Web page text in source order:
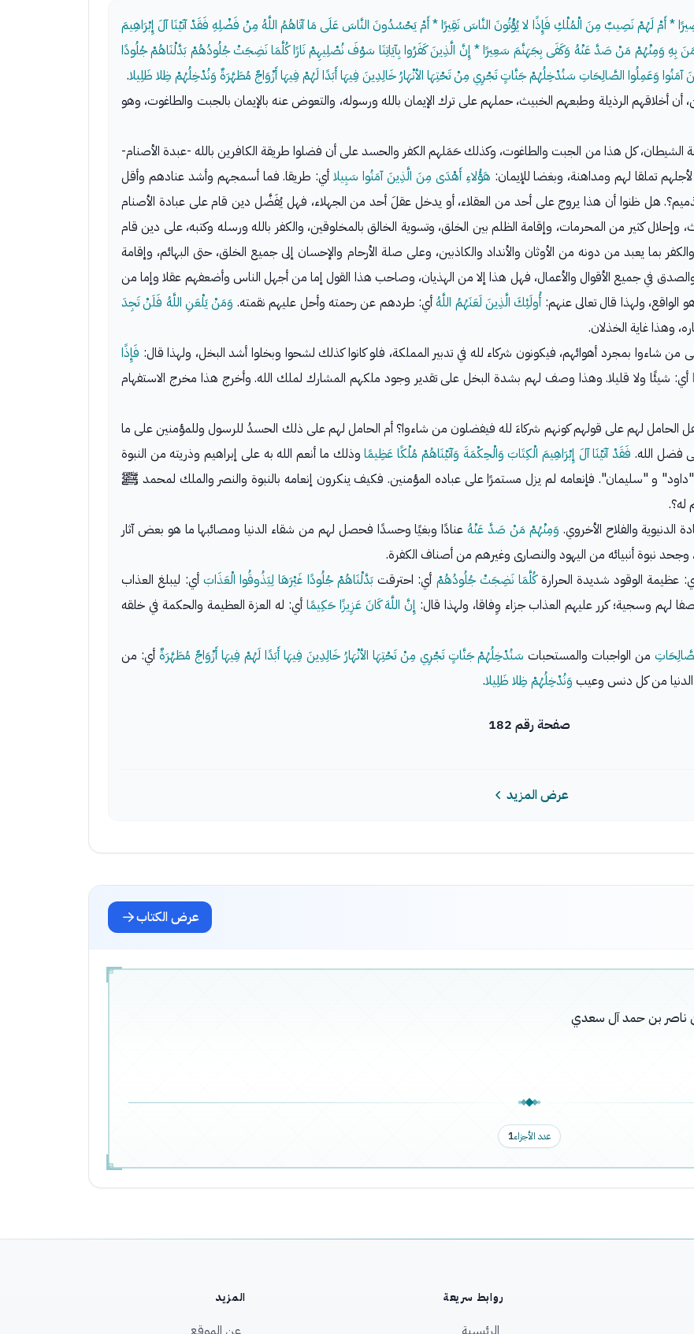
* أَمْ لَهُمْ نَصِيبٌ مِنَ الْمُلْكِ فَإِذًا لا يُؤْتُونَ النَّاسَ نَقِيرًا * أَمْ يَحْسُدُونَ النَّاسَ عَلَى مَا آتَاهُمُ اللَّهُ مِنْ فَضْلِهِ فَقَدْ آتَيْنَا آلَ إِبْرَاهِيمَ
بِهِ وَمِنْهُمْ مَنْ صَدَّ عَنْهُ وَكَفَى بِجَهَنَّمَ سَعِيرًا * إِنَّ الَّذِينَ كَفَرُوا بِآيَاتِنَا سَوْفَ نُصْلِيهِمْ نَارًا كُلَّمَا نَضِجَتْ جُلُودُهُمْ بَدَّلْنَاهُمْ جُلُودًا
آمَنُوا وَعَمِلُوا الصَّالِحَاتِ سَنُدْخِلُهُمْ جَنَّاتٍ تَجْرِي مِنْ تَحْتِهَا الأنْهَارُ خَالِدِينَ فِيهَا أَبَدًا لَهُمْ فِيهَا أَزْوَاجٌ مُطَهَّرَةٌ وَنُدْخِلُهُمْ ظِلا ظَلِيلا.
أخلاقهم الرذيلة وطبعهم الخبيث، حملهم على ترك الإيمان بالله ورسوله، والتعوض عنه بالإيمان بالجبت والطاغوت، وهو
الشيطان، كل هذا من الجبت والطاغوت، وكذلك حَمَلهم الكفر والحسد على أن فضلوا طريقة الكافرين بالله -عبدة الأصنام-
تملقا لهم ومداهنة، وبغضا للإيمان: هَؤُلاءِ أَهْدَى مِنَ الَّذِينَ آمَنُوا سَبِيلاأي: طريقا. فما أسمجهم وأشد عنادهم وأقل
هل ظنوا أن هذا يروج على أحد من العقلاء، أو يدخل عقلَ أحد من الجهلاء، فهل يُفَضَّل دين قام على عبادة الأصنام
وإحلال كثير من المحرمات، وإقامة الظلم بين الخلق، وتسوية الخالق بالمخلوقين، والكفر بالله ورسله وكتبه، على دين قام
بما يعبد من دونه من الأوثان والأنداد والكاذبين، وعلى صلة الأرحام والإحسان إلى جميع الخلق، حتى البهائم، وإقامة
في جميع الأقوال والأعمال، فهل هذا إلا من الهذيان، وصاحب هذا القول إما من أجهل الناس وأضعفهم عقلا وإما من
أُولَئِكَ الَّذِينَ لَعَنَهُمُ اللَّهُأي: طردهم عن رحمته وأحل عليهم نقمته. وَمَنْ يَلْعَنِ اللَّهُ فَلَنْ تَجِدَ
وهذا غاية الخذلان.
شاءوا بمجرد أهوائهم، فيكونون شركاء لله في تدبير المملكة، فلو كانوا كذلك لشحوا وبخلوا أشد البخل، ولهذا قال: فَإِذًا
أي: شيئًا ولا قليلا. وهذا وصف لهم بشدة البخل على تقدير وجود ملكهم المشارك لملك الله. وأخرج هذا مخرج الاستفهام
الحامل لهم على قولهم كونهم شركاءَ لله فيفضلون من شاءوا؟ أم الحامل لهم على ذلك الحسدُ للرسول وللمؤمنين على ما
فضل الله. فَقَدْ آتَيْنَا آلَ إِبْرَاهِيمَ الْكِتَابَ وَالْحِكْمَةَ وَآتَيْنَاهُمْ مُلْكًا عَظِيمًاوذلك ما أنعم الله به على إبراهيم وذريته من النبوة
"داود" و "سليمان". فإنعامه لم يزل مستمرًا على عباده المؤمنين. فكيف ينكرون إنعامه بالنبوة والنصر والملك لمحمد ﷺ
له؟.
والفلاح الأخروي. وَمِنْهُمْ مَنْ صَدَّ عَنْهُعنادًا وبغيًا وحسدًا فحصل لهم من شقاء الدنيا ومصائبها ما هو بعض آثار
وجحد نبوة أنبيائه من اليهود والنصارى وغيرهم من أصناف الكفرة.
عظيمة الوقود شديدة الحرارةكُلَّمَا نَضِجَتْ جُلُودُهُمْ أي: احترقتبَدَّلْنَاهُمْ جُلُودًا غَيْرَهَا لِيَذُوقُوا الْعَذَابَ أي: ليبلغ العذاب
لهم وسجية؛ كرر عليهم العذاب جزاء وِفاقا، ولهذا قال: إِنَّ اللَّهَ كَانَ عَزِيزًا حَكِيمًا أي: له العزة العظيمة والحكمة في خلقه
من الواجبات والمستحبات سَنُدْخِلُهُمْ جَنَّاتٍ تَجْرِي مِنْ تَحْتِهَا الأنْهَارُ خَالِدِينَ فِيهَا أَبَدًا لَهُمْ فِيهَا أَزْوَاجٌ مُطَهَّرَةٌ أي: من
الدنيا من كل دنس وعيب وَنُدْخِلُهُمْ ظِلا ظَلِيلا.
صفحة رقم 182
عرض المزيد
عرض الكتاب
بن ناصر بن حمد آل سعدي
عدد الأجزاء1
روابط سريعة المزيد